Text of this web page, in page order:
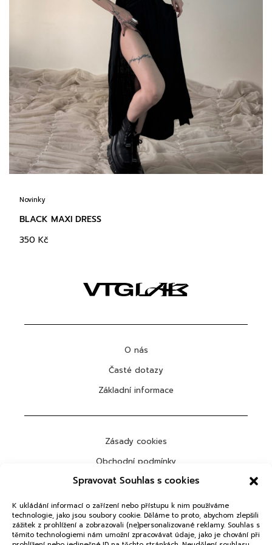
Spravovat Souhlas s cookies
K ukládání informací o zařízení nebo přístupu k nim používáme
technologie, jako jsou soubory cookie. Děláme to proto, abychom zlepšili
zážitek z prohlížení a zobrazovali (ne)personalizované reklamy. Souhlas s
těmito technologiemi nám umožní zpracovávat údaje, jako je chování při
Novinky
BLACK MAXI DRESS
350 Kč
O nás
Časté dotazy
Základní informace
Zásady cookies
Obchodní podmínky
Ochrana osobních údajů
ODEBÍRAT